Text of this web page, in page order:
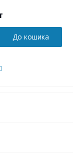
До кошика